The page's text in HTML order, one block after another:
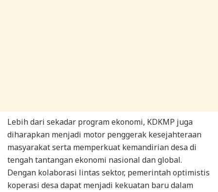
Lebih dari sekadar program ekonomi, KDKMP juga
diharapkan menjadi motor penggerak kesejahteraan
masyarakat serta memperkuat kemandirian desa di
tengah tantangan ekonomi nasional dan global.
Dengan kolaborasi lintas sektor, pemerintah optimistis
koperasi desa dapat menjadi kekuatan baru dalam